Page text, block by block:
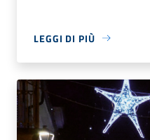
LEGGI DI PIÙ